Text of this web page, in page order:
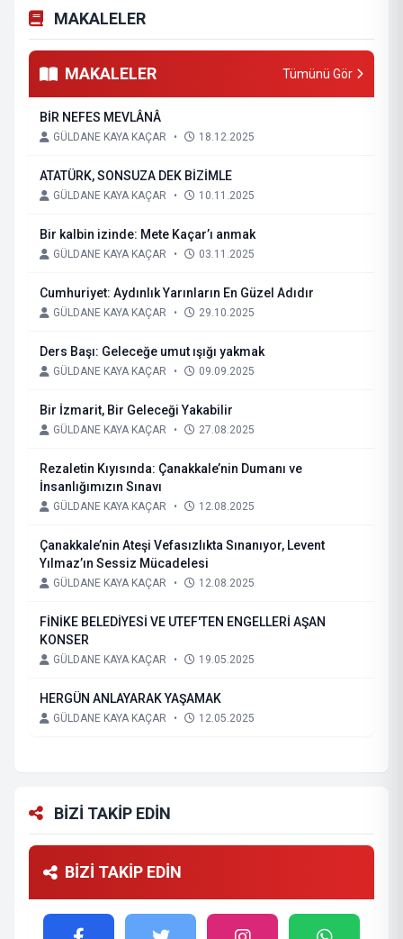
MAKALELER
MAKALELER Tümünü Gör
BİR NEFES MEVLÂNÂ
GÜLDANE KAYA KAÇAR • 18.12.2025
ATATÜRK, SONSUZA DEK BİZİMLE
GÜLDANE KAYA KAÇAR • 10.11.2025
Bir kalbin izinde: Mete Kaçar’ı anmak
GÜLDANE KAYA KAÇAR • 03.11.2025
Cumhuriyet: Aydınlık Yarınların En Güzel Adıdır
GÜLDANE KAYA KAÇAR • 29.10.2025
Ders Başı: Geleceğe umut ışığı yakmak
GÜLDANE KAYA KAÇAR • 09.09.2025
Bir İzmarit, Bir Geleceği Yakabilir
GÜLDANE KAYA KAÇAR • 27.08.2025
Rezaletin Kıyısında: Çanakkale’nin Dumanı ve
İnsanlığımızın Sınavı
GÜLDANE KAYA KAÇAR • 12.08.2025
Çanakkale’nin Ateşi Vefasızlıkta Sınanıyor, Levent
Yılmaz’ın Sessiz Mücadelesi
GÜLDANE KAYA KAÇAR • 12.08.2025
FİNİKE BELEDİYESİ VE UTEF'TEN ENGELLERİ AŞAN
KONSER
GÜLDANE KAYA KAÇAR • 19.05.2025
HERGÜN ANLAYARAK YAŞAMAK
GÜLDANE KAYA KAÇAR • 12.05.2025
BİZİ TAKİP EDİN
BİZİ TAKİP EDİN